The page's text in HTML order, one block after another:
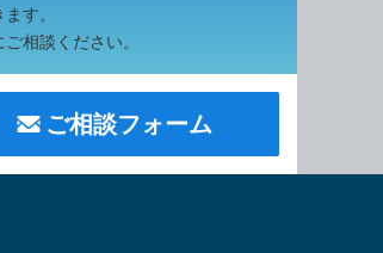
す。
相談ください。
ご相談フォーム